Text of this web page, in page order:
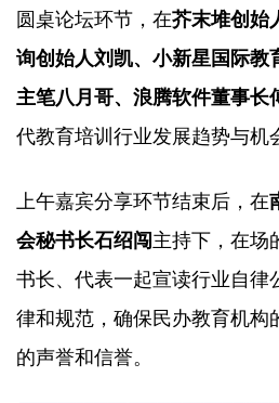
圆桌论坛环节，在芥末堆创始
询创始人刘凯、小新星国际教
主笔八月哥、浪腾软件董事长
代教育培训行业发展趋势与机
上午嘉宾分享环节结束后，在
会秘书长石绍闯 主持下，在场
书长、代表一起宣读行业自律
律和规范，确保民办教育机构
的声誉和信誉。